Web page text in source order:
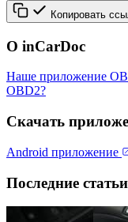
Копировать
О inCarDoc
Наше приложение
OBD2?
Скачать
Android приложение
Последние статьи